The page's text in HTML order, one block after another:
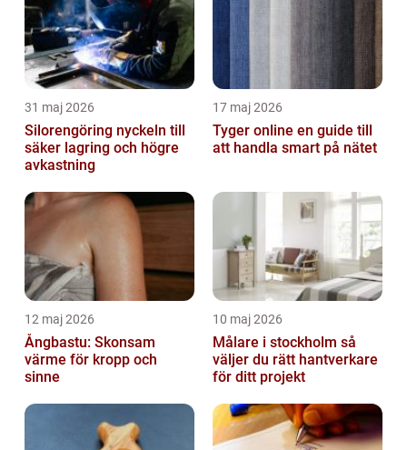
31 maj 2026
Silorengöring nyckeln till
säker lagring och högre
avkastning
17 maj 2026
Tyger online en guide till
att handla smart på nätet
12 maj 2026
Ångbastu: Skonsam
värme för kropp och
sinne
10 maj 2026
Målare i stockholm så
väljer du rätt hantverkare
för ditt projekt